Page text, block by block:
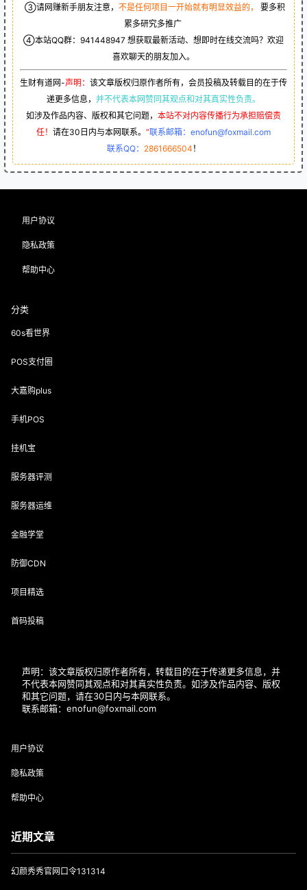
③请网赚新手朋友注意， 不是任何项目一开始就有明显效益的，
要多积
累多研究多推广
④本站QQ群： 941448947 想获取最新活动、想即时在线交流吗？欢迎
喜欢聊天的朋友加入。
生财有道网-声明： 该文章版权归原作者所有，会员投稿及转载目的在于传
递更多信息， 并不代表本网赞同其观点和对其真实性负责。
如涉及作品内容、版权和其它问题， 本站不对内容传播行为承担赔偿责
任！ 请在30日内与本网联系。 “联系邮箱：enofun@foxmail.com
联系QQ： 2861666504 ！
用户协议
隐私政策
帮助中心
分类
60s看世界
POS支付圈
大嘉购plus
手机POS
挂机宝
服务器评测
服务器运维
金融学堂
防御CDN
项目精选
首码投稿
声明：该文章版权归原作者所有，转载目的在于传递更多信息，并
不代表本网赞同其观点和对其真实性负责。如涉及作品内容、版权
和其它问题，请在30日内与本网联系。
联系邮箱：enofun@foxmail.com
用户协议
隐私政策
帮助中心
近期文章
幻颜秀秀官网口令131314